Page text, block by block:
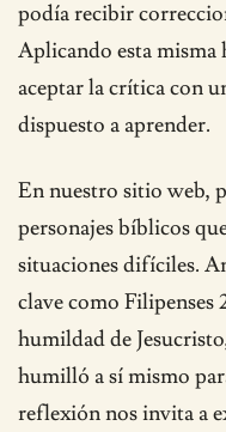
podía recibir
Aplicando esta
aceptar la crítica con
dispuesto a aprender.
En nuestro sitio web,
personajes bíblicos
situaciones difíciles.
clave como Filipenses
humildad de
humilló a sí mismo
reflexión nos invita a